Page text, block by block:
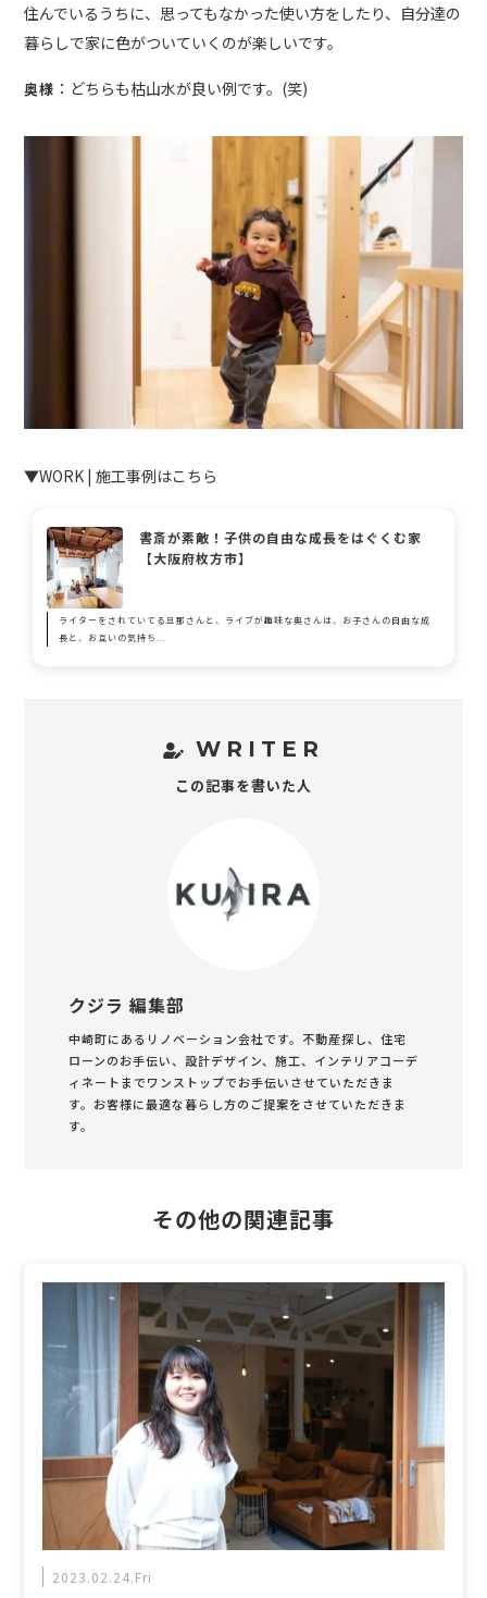
住んでいるうちに、思ってもなかった使い方をしたり、自分達の
暮らしで家に色がついていくのが楽しいです。
奥様 ：どちらも枯山水が良い例です。(笑)
▼WORK | 施工事例はこちら
書斎が素敵！子供の自由な成長をはぐくむ家
【大阪府枚方市】
ライターをされていてる旦那さんと、ライブが趣味な奥さんは、お子さんの自由な成
長と、お互いの気持ち...
WRITER
この記事を書いた人
クジラ 編集部
中崎町にあるリノベーション会社です。不動産探し、住宅
ローンのお手伝い、設計デザイン、施工、インテリアコーデ
ィネートまでワンストップでお手伝いさせていただきま
す。お客様に最適な暮らし方のご提案をさせていただきま
す。
その他の関連記事
2023.02.24.Fri